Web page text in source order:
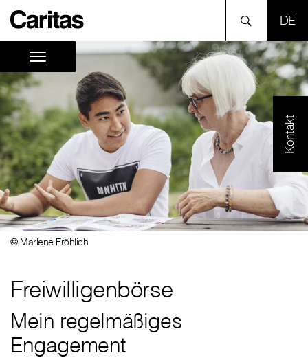
Kontakt
Freiwilligenbörse
© Marlene Fröhlich
Mein regelmäßiges
Engagement